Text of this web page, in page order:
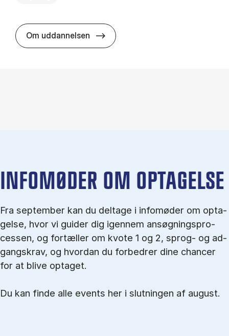
Om uddannelsen HA(psyk.) - erhvervs­økonomi og
IN­FO­MØ­DER OM OP­TA­GEL­SE
Fra september kan du del­tage i in­fo­mø­der om op­ta­
gel­se, hvor vi gu­i­der dig igen­nem an­søg­nings­pro­
ces­sen, og for­tæl­ler om kvo­te 1 og 2, sprog- og ad­
gangs­krav, og hvordan du forbedrer dine chancer
for at blive optaget.
Du kan finde alle events her i slutningen af august.